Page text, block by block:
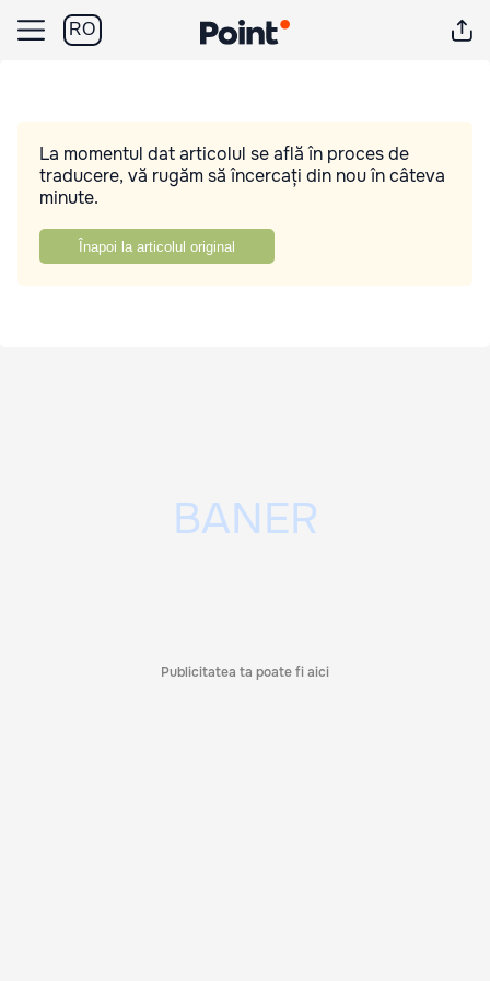
RO
La momentul dat articolul se află în proces de
traducere, vă rugăm să încercați din nou în câteva
minute.
Înapoi la articolul original
Publicitatea ta poate fi aici